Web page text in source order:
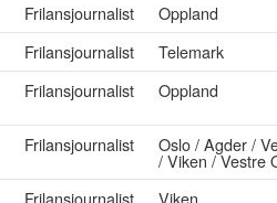
Frilansjournalist
Oppland
Frilansjournalist
Telemark
Frilansjournalist Oppland
Frilansjournalist Oslo / Agder /
/ Viken / Vestre
Frilansjournalist Viken